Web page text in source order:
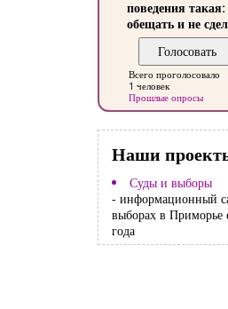
поведения такая:
обещать и не
Всего проголосовало
1 человек
Прошлые опросы
Наши
Суды и выборы
- информационный
выборах в Приморье
года